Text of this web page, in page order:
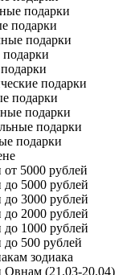
подарки
подарки
подарки
подарки
подарки
подарки
подарки
подарки
5000 рублей
5000 рублей
3000 рублей
2000 рублей
1000 рублей
500 рублей
зодиака
Овнам (21.03-20.04)